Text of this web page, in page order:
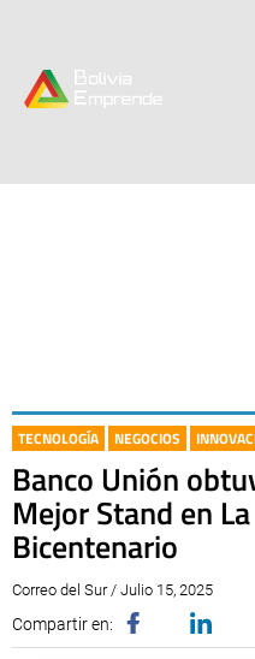
TECNOLOGÍA NEGOCIOS
Banco Unión
Mejor Stand en
Bicentenario
Correo del Sur / Julio 15, 2025
Compartir en: